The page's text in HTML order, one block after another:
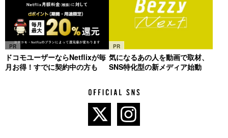
PR
ドコモユーザーならNetflixが毎
月お得！すでに契約中の方も
PR
気になるあの人を動画で取材、
SNS特化型の新メディア始動